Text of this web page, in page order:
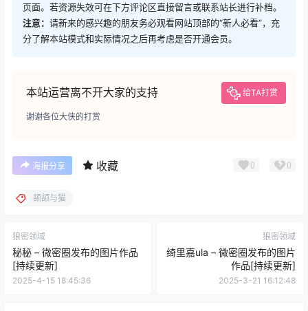
页面。若资源失效可在下方评论区直接留言或联系站长进行补档。
注意： 请新来的感兴趣的朋友务必观看网站顶部的“新人必看”，充
分了解本站模式和实际情况之后再考虑是否开通会员。
本站运营离不开大家的支持 给TA打赏
谢谢各位大侠的打赏
海报分享 收藏 0 0
颉颉与猫
狼密领域
秘秘 – 微密圈发布的图片作品
[持续更新]
2025-4-15 18:45:36
狼密领域
绮里嘉ula – 微密圈发布的图片
作品[持续更新]
2025-3-21 16:12:48